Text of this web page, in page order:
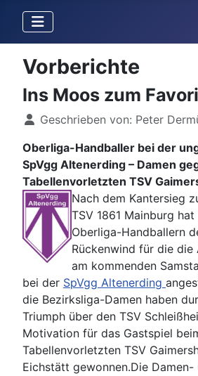
Vorberichte
Ins Moos zum
DetailsGeschrieben von: Peter
Oberliga-Handballer bei der
SpVgg Altenerding – Damen
Tabellenvorletzten TSV
Nach dem Kantersieg
TSV 1861 Mainburg
Oberliga-Handballern
Rückenwind für die
am kommenden
bei der SpVgg Altenerding
die Bezirksliga-Damen haben
Triumph über den TSV
Motivation für das Gastspiel
Tabellenvorletzten TSV
Eichstätt gewonnen.Die Damen-